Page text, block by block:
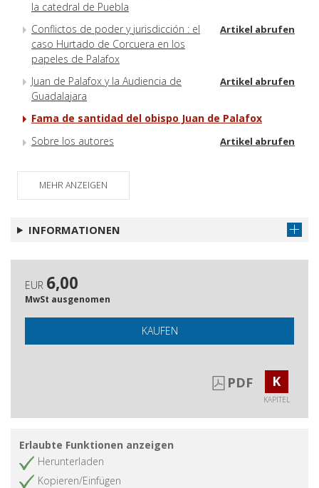
la catedral de Puebla
Conflictos de poder y jurisdicción : el
caso Hurtado de Corcuera en los
papeles de Palafox
Artikel abrufen
Juan de Palafox y la Audiencia de
Guadalajara
Artikel abrufen
Fama de santidad del obispo Juan de Palafox
Sobre los autores
Artikel abrufen
MEHR ANZEIGEN
INFORMATIONEN
EUR 6,00
MwSt ausgenomen
KAUFEN
PDF K
KAPITEL
Erlaubte Funktionen anzeigen
Herunterladen
Kopieren/Einfügen